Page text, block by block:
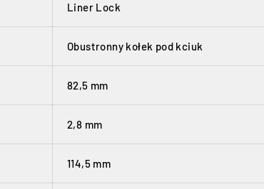
Liner Lock
Obustronny kołek pod kciuk
82,5 mm
2,8 mm
114,5 mm